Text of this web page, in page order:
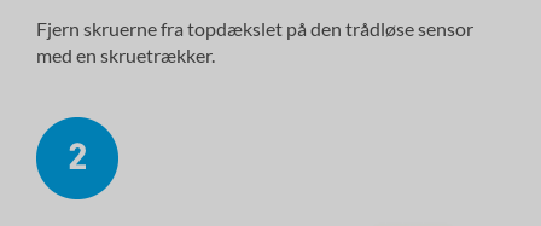
Fjern skruerne fra topdækslet på den trådløse sensor
med en skruetrækker.